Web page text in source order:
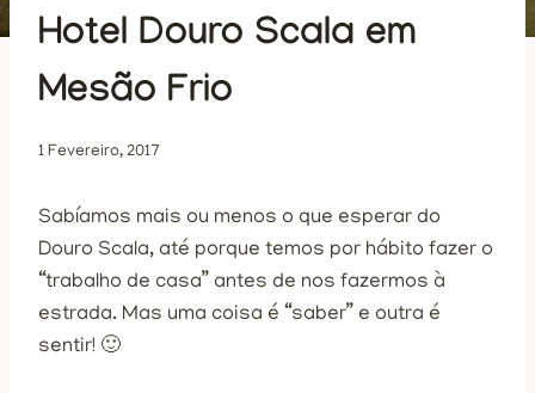
Hotel Douro Scala em
Mesão Frio
1 Fevereiro, 2017
Sabíamos mais ou menos o que esperar do
Douro Scala, até porque temos por hábito fazer o
“trabalho de casa” antes de nos fazermos à
estrada. Mas uma coisa é “saber” e outra é
sentir! 🙂